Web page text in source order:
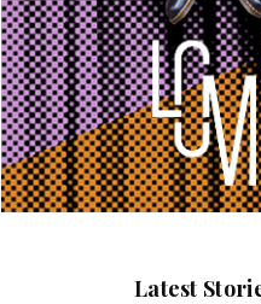
Latest